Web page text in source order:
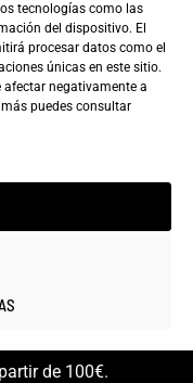
tecnologías como las
del dispositivo. El
procesar datos como el
únicas en este sitio.
afectar negativamente a
puedes consultar
Envíos Gratis
+100€
de 100€.